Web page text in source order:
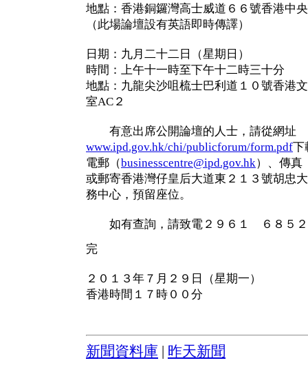
地點：香港銅鑼灣高士威道６６號香港中
（此場論壇設有英語即時傳譯）
日期：九月二十二日（星期日）
時間：上午十一時至下午十二時三十分
地點：九龍尖沙咀梳士巴利道１０號香港
室AC２
有意出席公開論壇的人士，請從網址
www.ipd.gov.hk/chi/publicforum/form.pdf下
電郵（businesscentre@ipd.gov.hk）、傳
或郵寄香港灣仔皇后大道東２１３號胡忠
務中心，預留座位。
如有查詢，請致電２９６１ ６８５
完
２０１３年７月２９日（星期一）
香港時間１７時００分
新聞資料庫 昨天新聞